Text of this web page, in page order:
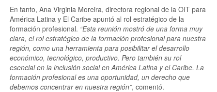
En tanto, Ana Virginia Moreira, directora regional de la OIT para
América Latina y El Caribe apuntó al rol estratégico de la
formación profesional. “Esta reunión mostró de una forma muy
clara, el rol estratégico de la formación profesional para nuestra
región, como una herramienta para posibilitar el desarrollo
económico, tecnológico, productivo. Pero también su rol
esencial en la inclusión social en América Latina y el Caribe. La
formación profesional es una oportunidad, un derecho que
debemos concentrar en nuestra región”, comentó.